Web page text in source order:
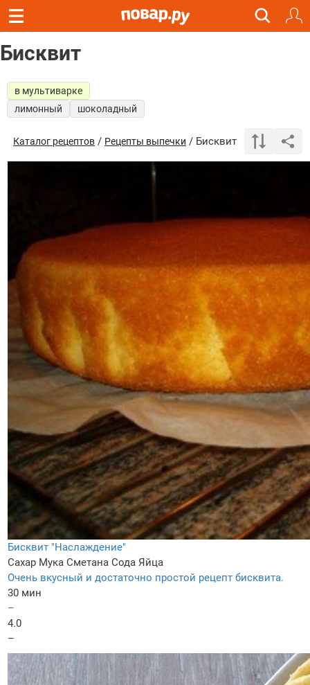
Бисквит
в мультиварке
лимонный
шоколадный
Каталог рецептов / Рецепты выпечки / Бисквит
Бисквит "Наслаждение"
Сахар Мука Сметана Сода Яйца
Очень вкусный и достаточно простой рецепт бисквита.
30 мин
–
4.0
–